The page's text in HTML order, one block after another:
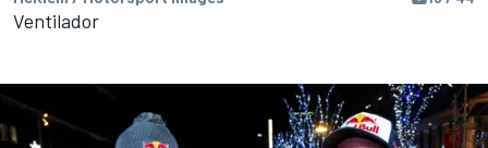
Ventilador